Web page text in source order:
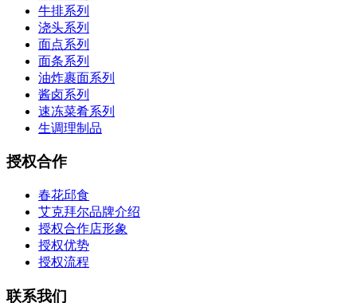
牛排系列
浇头系列
面点系列
面条系列
油炸裹面系列
酱卤系列
速冻菜肴系列
生调理制品
授权合作
春花邱食
艾克拜尔品牌介绍
授权合作店形象
授权优势
授权流程
联系我们